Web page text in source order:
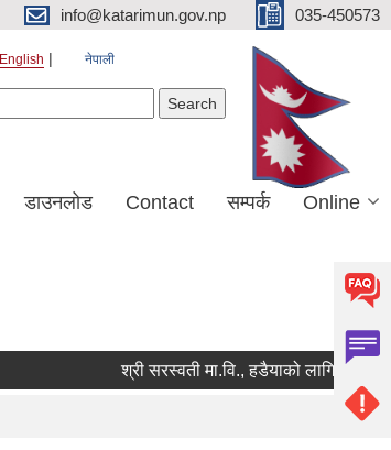
info@katarimun.gov.np 035-450573
English नेपाली
डाउनलोड Contact सम्पर्क Online
श्री सरस्वती मा.वि., हडैयाको लागि कार्यालय